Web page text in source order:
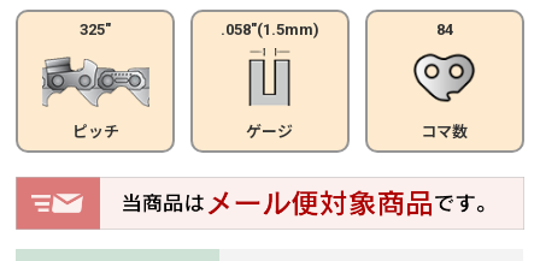
325"
ピッチ
.058"(1.5mm)
ゲージ
84
コマ数